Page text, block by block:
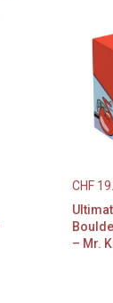
CHF
– Mr.